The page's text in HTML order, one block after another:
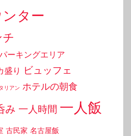
ター
ーキングエリア
盛り ビュッフェ
リアン ホテルの朝食
み 一人時間 一人飯
古民家 名古屋飯